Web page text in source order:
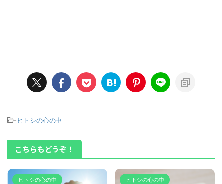
-ヒトシの心の中
こちらもどうぞ！
ヒトシの心の中 ヒトシの心の中